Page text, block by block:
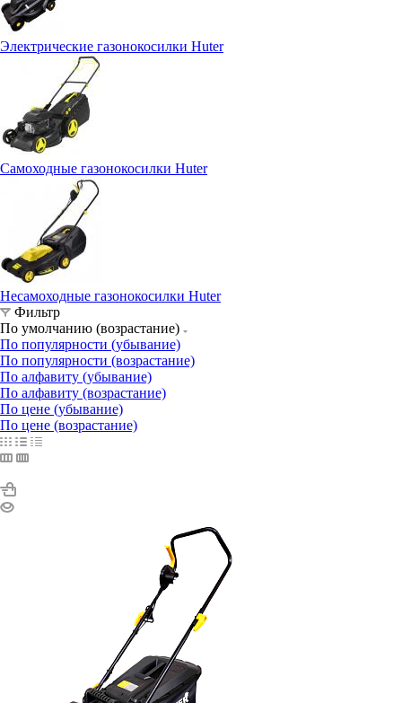
Электрические газонокосилки Huter
Самоходные газонокосилки Huter
Несамоходные газонокосилки Huter
Фильтр
По умолчанию (возрастание)
По популярности (убывание)
По популярности (возрастание)
По алфавиту (убывание)
По алфавиту (возрастание)
По цене (убывание)
По цене (возрастание)